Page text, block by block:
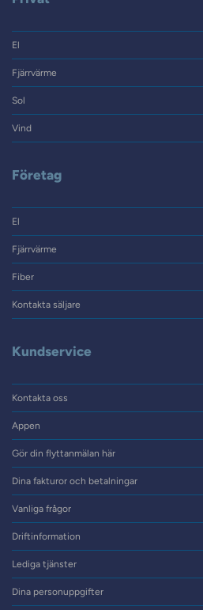
El
Fjärrvärme
Sol
Vind
Företag
El
Fjärrvärme
Fiber
Kontakta säljare
Kundservice
Kontakta oss
Appen
Gör din flyttanmälan här
Dina fakturor och betalningar
Vanliga frågor
Driftinformation
Lediga tjänster
Dina personuppgifter